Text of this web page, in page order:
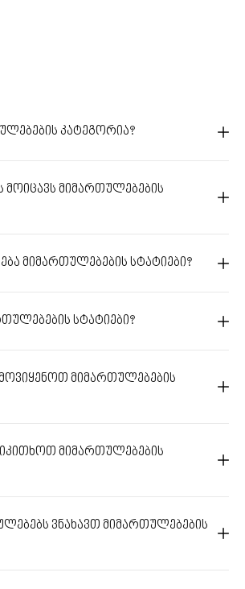
კატეგორია?
მიმართულებების
მიმართულებების სტატიები?
სტატიები?
მიმართულებების
მიმართულებების
ვნახავთ მიმართულებების